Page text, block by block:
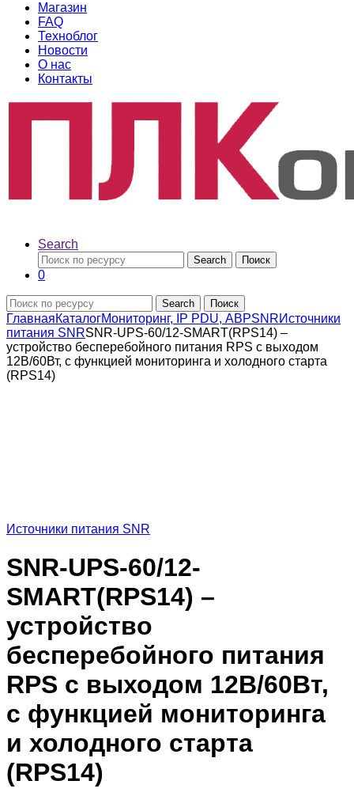
Магазин
FAQ
Техноблог
Новости
О нас
Контакты
Search
Search Поиск
0
Search Поиск
ГлавнаяКаталогМониторинг, IP PDU, АВРSNRИсточники
питания SNRSNR-UPS-60/12-SMART(RPS14) –
устройство бесперебойного питания RPS с выходом
12В/60Вт, с функцией мониторинга и холодного старта
(RPS14)
Источники питания SNR
SNR-UPS-60/12-
SMART(RPS14) –
устройство
бесперебойного питания
RPS с выходом 12В/60Вт,
с функцией мониторинга
и холодного старта
(RPS14)